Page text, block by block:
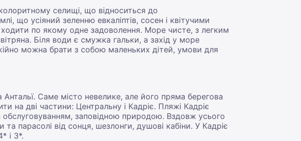
селищі, що відноситься до
що усіяний зеленню евкаліптів, сосен і квітучими
по якому одне задоволення. Море чисте, з легким
Біля води є смужка гальки, а захід у море
можна брати з собою маленьких дітей, умови для
Саме місто невелике, але його пряма берегова
на дві частини: Центральну і Кадріє. Пляжі Кадріє
заповідною природою. Вздовж усього
парасолі від сонця, шезлонги, душові кабіни. У Кадріє
і 3*.